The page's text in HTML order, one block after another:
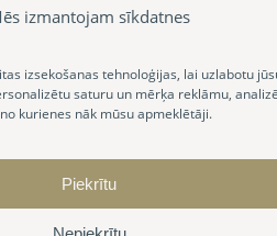
izmantojam sīkdatnes
izsekošanas tehnoloģijas, lai uzlabotu
saturu un mērķa reklāmu,
kurienes nāk mūsu apmeklētāji.
Piekrītu